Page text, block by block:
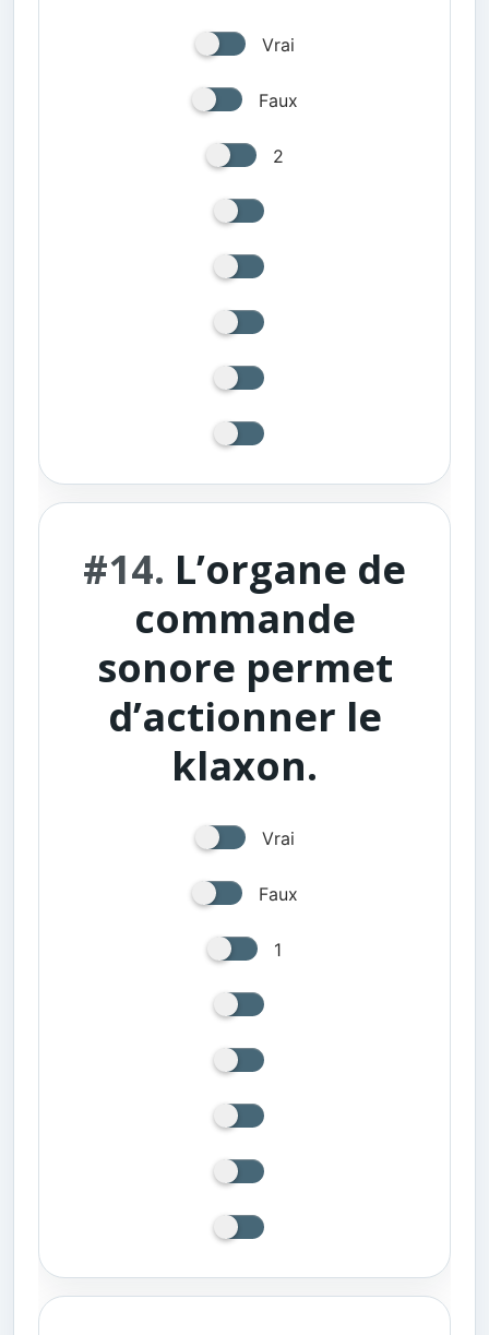
Vrai
Faux
2
#14. L’organe de
commande
sonore permet
d’actionner le
klaxon.
Vrai
Faux
1